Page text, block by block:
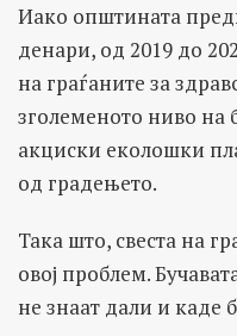
Иако општината
денари, од 2019 до
на граѓаните за
зголеменото ниво на
акциски еколошки
од градењето.
Така што, свеста на
овој проблем.
не знаат дали и каде